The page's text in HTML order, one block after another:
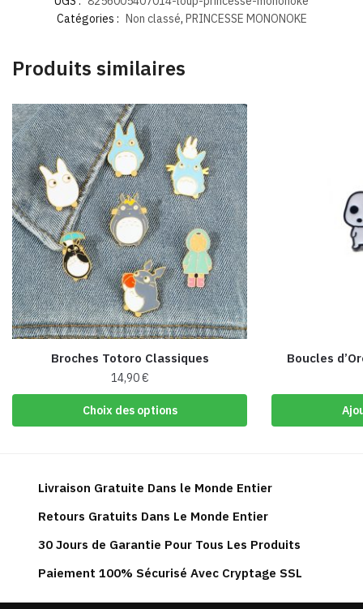
Catégories : Non classé, PRINCESSE MONONOKE
Produits similaires
Broches Totoro Classiques
14,90€
Choix des options
Ce
produit
variations.
options
peuvent
choisies
sur
Boucles
Livraison Gratuite Dans le Monde Entier
Retours Gratuits Dans Le Monde Entier
30 Jours de Garantie Pour Tous Les Produits
Paiement 100% Sécurisé Avec Cryptage SSL